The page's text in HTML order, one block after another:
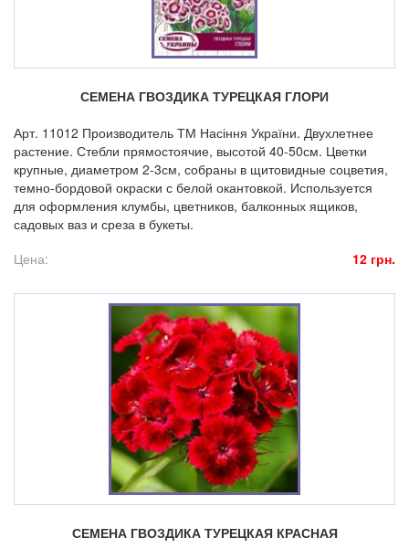
СЕМЕНА ГВОЗДИКА ТУРЕЦКАЯ ГЛОРИ
Арт. 11012 Производитель ТМ Насіння України. Двухлетнее
растение. Стебли прямостоячие, высотой 40-50см. Цветки
крупные, диаметром 2-3см, собраны в щитовидные соцветия,
темно-бордовой окраски с белой окантовкой. Используется
для оформления клумбы, цветников, балконных ящиков,
садовых ваз и среза в букеты.
Цена:
12 грн.
СЕМЕНА ГВОЗДИКА ТУРЕЦКАЯ КРАСНАЯ